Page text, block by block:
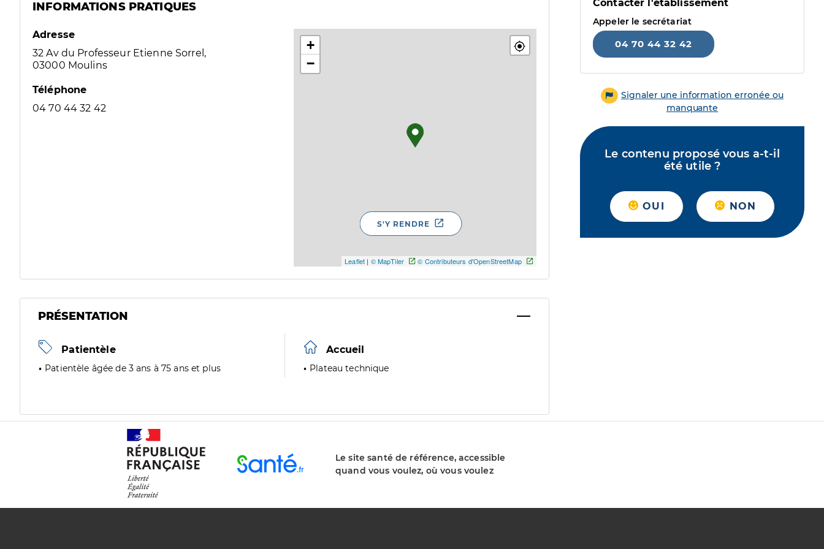
INFORMATIONS PRATIQUES
Adresse
32 Av du Professeur Etienne Sorrel,
03000 Moulins
Téléphone
04 70 44 32 42
+
−
Leaflet | © MapTiler © Contributeurs d'OpenStreetMap
S'Y RENDRE
PRÉSENTATION
Patientèle
Patientèle âgée de 3 ans à 75 ans et plus
Accueil
Plateau technique
Contacter l'établissement
Appeler le secrétariat
04 70 44 32 42
Signaler une information erronée ou
manquante
Le contenu proposé vous a-t-il
été utile ?
OUI NON
Le site santé de référence, accessible
quand vous voulez, où vous voulez